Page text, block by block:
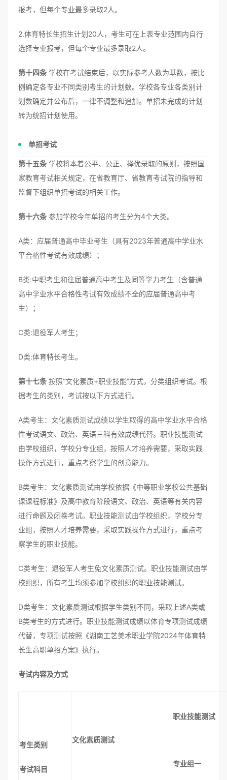
报考，但每个专业最多录取2人。
2.体育特长生招生计划20人，考生可在上表专业范围内自行
选择专业报考，但每个专业最多录取2人。
第十四条 学校在考试结束后，以实际参考人数为基数，按比
例确定各专业不同类别考生的计划数。学校各专业各类别计
划数确定并公布后，一律不调整和追加。单招未完成的计划
转为统招计划使用。
单招考试
第十五条 学校将本着公平、公正、择优录取的原则，按照国
家教育考试相关规定，在省教育厅、省教育考试院的指导和
监督下组织单招考试的相关工作。
第十六条 参加学校今年单招的考生分为4个大类。
A类：应届普通高中毕业考生（具有2023年普通高中学业水
平合格性考试有效成绩）；
B类:中职考生和往届普通高中考生及同等学力考生（含普通
高中学业水平合格性考试有效成绩不全的应届普通高中考
生）；
C类:退役军人考生；
D类:体育特长考生。
第十七条 按照“文化素质+职业技能”方式，分类组织考试。根
据考生的类别，考试按以下方式进行。
A类考生：文化素质测试成绩以学生取得的高中学业水平合格
性考试语文、政治、英语三科有效成绩代替。职业技能测试
由学校组织，学校分专业组，按照人才培养需要，采取实践
操作方式进行，重点考察学生的创意能力。
B类考生：文化素质测试由学校依据《中等职业学校公共基础
课课程标准》及高中教育阶段语文、政治、英语等有关内容
进行命题及闭卷考试。职业技能测试由学校组织，学校分专
业组，按照人才培养需要，采取实践操作方式进行，重点考
察学生的职业技能。
C类考生：退役军人考生免文化素质测试。职业技能测试由学
校组织，所有考生均须参加学校组织的职业技能测试。
D类考生：文化素质测试根据学生类别不同，采取上述A类或
B类考生的方式进行。职业技能测试成绩以体育专项测试成绩
代替，专项测试按照《湖南工艺美术职业学院2024年体育特
长生高职单招方案》执行。
考试内容及方式
考生类别
考试科目
文化素质测试
职业技能测试
专业组一